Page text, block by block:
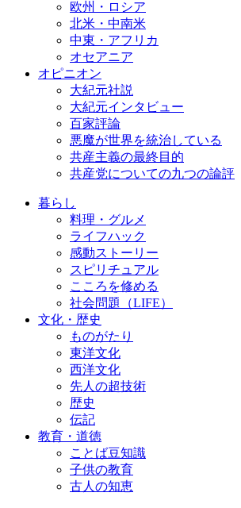
欧州・ロシア
北米・中南米
中東・アフリカ
オセアニア
オピニオン
大紀元社説
大紀元インタビュー
百家評論
悪魔が世界を統治している
共産主義の最終目的
共産党についての九つの論評
暮らし
料理・グルメ
ライフハック
感動ストーリー
スピリチュアル
こころを修める
社会問題（LIFE）
文化・歴史
ものがたり
東洋文化
西洋文化
先人の超技術
歴史
伝記
教育・道徳
ことば豆知識
子供の教育
古人の知恵